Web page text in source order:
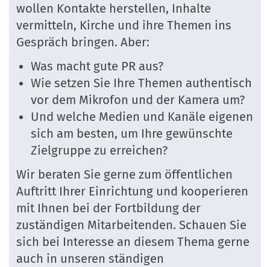
wollen Kontakte herstellen, Inhalte
vermitteln, Kirche und ihre Themen ins
Gespräch bringen. Aber:
Was macht gute PR aus?
Wie setzen Sie Ihre Themen authentisch
vor dem Mikrofon und der Kamera um?
Und welche Medien und Kanäle eigenen
sich am besten, um Ihre gewünschte
Zielgruppe zu erreichen?
Wir beraten Sie gerne zum öffentlichen
Auftritt Ihrer Einrichtung und kooperieren
mit Ihnen bei der Fortbildung der
zuständigen Mitarbeitenden. Schauen Sie
sich bei Interesse an diesem Thema gerne
auch in unseren ständigen